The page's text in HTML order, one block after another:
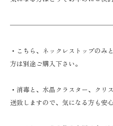
・こちら、ネックレストップのみ
方は別途ご購入下さい‍。
・消毒と、水晶クラスター、クリ
送致しますので、気になる方も安